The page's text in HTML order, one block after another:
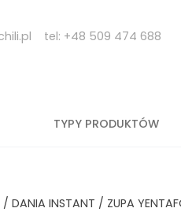
tel: +48 509 474 688
TYPY PRODUKTÓW
/ DANIA INSTANT / ZUPA